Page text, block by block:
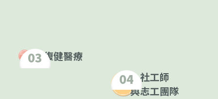
03復健醫療
04 社工師
與志工團隊